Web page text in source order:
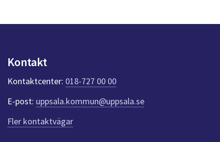
n
k
t
e
r
f
ö
r
Kontakt
Kontaktcenter: 018-727 00 00
E-post: uppsala.kommun@uppsala.se
Fler kontaktvägar